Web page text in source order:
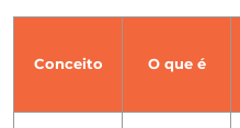
Conceito O que é